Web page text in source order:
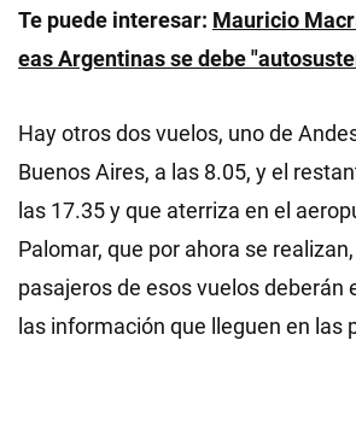
Te puede interesar: Mauricio
eas Argentinas se debe
Hay otros dos vuelos, uno de
Buenos Aires, a las 8.05, y el
las 17.35 y que aterriza en el
Palomar, que por ahora se
pasajeros de esos vuelos deberán
las información que lleguen en las